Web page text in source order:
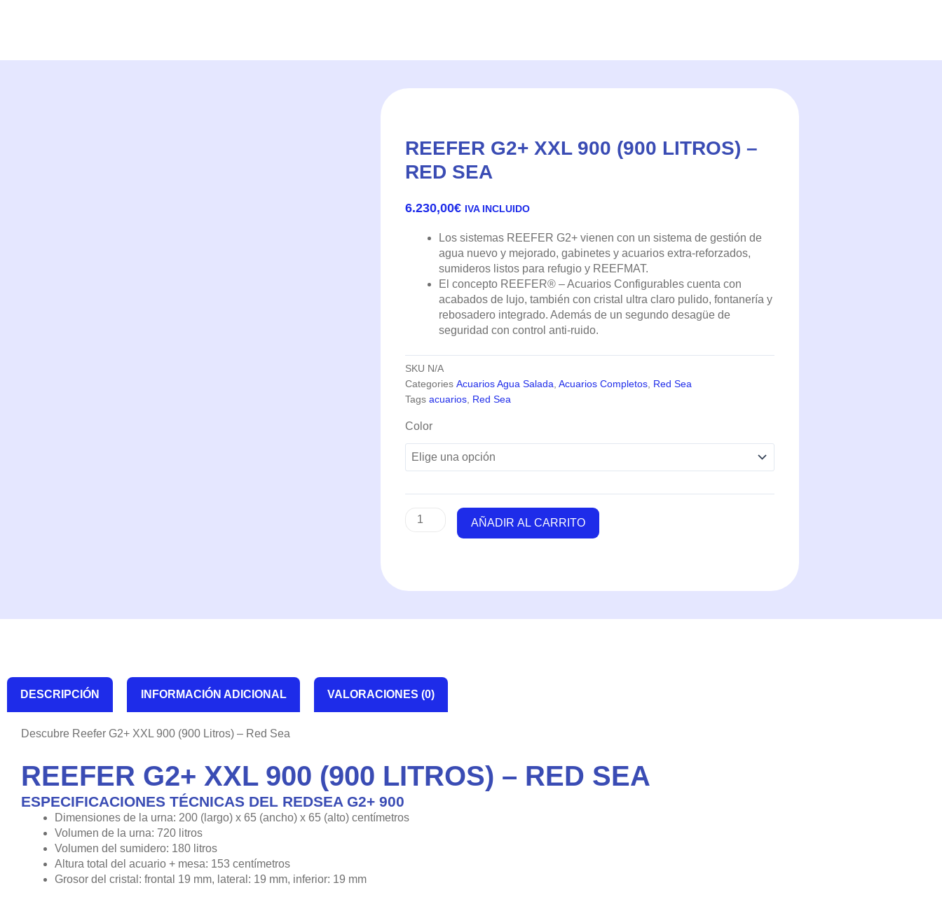
REEFER G2+ XXL 900 (900 LITROS) –
RED SEA
6.230,00€ IVA INCLUIDO
Los sistemas REEFER G2+ vienen con un sistema de gestión de
agua nuevo y mejorado, gabinetes y acuarios extra-reforzados,
sumideros listos para refugio y REEFMAT.
El concepto REEFER® – Acuarios Configurables cuenta con
acabados de lujo, también con cristal ultra claro pulido, fontanería y
rebosadero integrado. Además de un segundo desagüe de
seguridad con control anti-ruido.
SKU N/A
Categories Acuarios Agua Salada, Acuarios Completos, Red Sea
Tags acuarios, Red Sea
Color
Reefer
XXL
900
AÑADIR AL CARRITO
DESCRIPCIÓN INFORMACIÓN ADICIONAL VALORACIONES (0)
Descubre Reefer G2+ XXL 900 (900 Litros) – Red Sea
REEFER G2+ XXL 900 (900 LITROS) – RED SEA
ESPECIFICACIONES TÉCNICAS DEL REDSEA G2+ 900
Dimensiones de la urna: 200 (largo) x 65 (ancho) x 65 (alto) centímetros
Volumen de la urna: 720 litros
Volumen del sumidero: 180 litros
Altura total del acuario + mesa: 153 centímetros
Grosor del cristal: frontal 19 mm, lateral: 19 mm, inferior: 19 mm